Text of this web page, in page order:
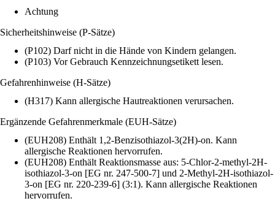
Achtung
Sicherheitshinweise (P-Sätze)
(P102) Darf nicht in die Hände von Kindern gelangen.
(P103) Vor Gebrauch Kennzeichnungsetikett lesen.
Gefahrenhinweise (H-Sätze)
(H317) Kann allergische Hautreaktionen verursachen.
Ergänzende Gefahrenmerkmale (EUH-Sätze)
(EUH208) Enthält 1,2-Benzisothiazol-3(2H)-on. Kann
allergische Reaktionen hervorrufen.
(EUH208) Enthält Reaktionsmasse aus: 5-Chlor-2-methyl-2H-
isothiazol-3-on [EG nr. 247-500-7] und 2-Methyl-2H-isothiazol-
3-on [EG nr. 220-239-6] (3:1). Kann allergische Reaktionen
hervorrufen.